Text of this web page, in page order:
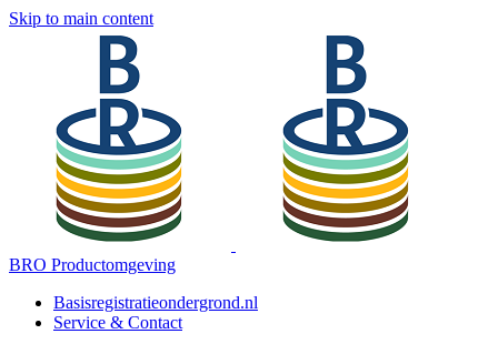
Skip to main content
BRO Productomgeving
Basisregistratieondergrond.nl
Service & Contact